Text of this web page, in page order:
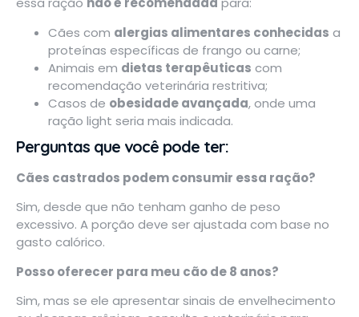
Cães com alergias alimentares conhecidas a
proteínas específicas de frango ou carne;
Animais em dietas terapêuticas com
recomendação veterinária restritiva;
Casos de obesidade avançada, onde uma
ração light seria mais indicada.
Perguntas que você pode ter:
Cães castrados podem consumir essa ração?
Sim, desde que não tenham ganho de peso
excessivo. A porção deve ser ajustada com base no
gasto calórico.
Posso oferecer para meu cão de 8 anos?
Sim, mas se ele apresentar sinais de envelhecimento